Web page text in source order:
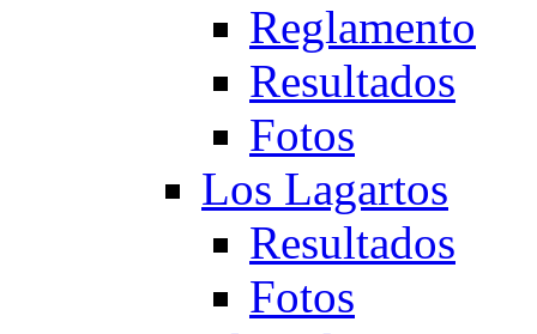
Reglamento
Resultados
Fotos
Los Lagartos
Resultados
Fotos